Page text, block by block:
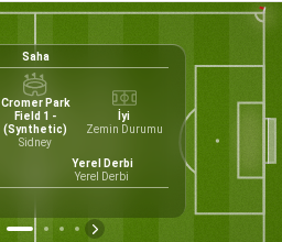
Saha
Cromer Park
Field 1 -
(Synthetic)
Sidney
İyi
Zemin Durumu
Yerel Derbi
Yerel Derbi
G B